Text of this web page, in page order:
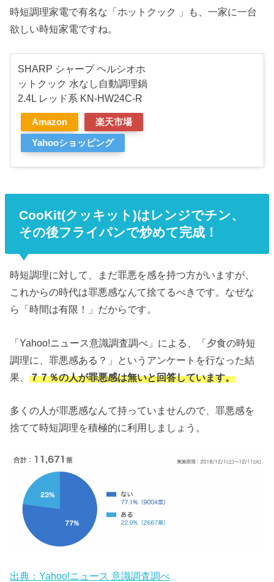
時短調理家電で有名な「ホットクック 」も、一家に一台
欲しい時短家電ですね。
SHARP シャープ ヘルシオホ
ットクック 水なし自動調理鍋
2.4L レッド系 KN-HW24C-R
Amazon 楽天市場
Yahooショッピング
CooKit(クッキット)はレンジでチン、
その後フライパンで炒めて完成！
時短調理に対して、まだ罪悪を感を持つ方がいますが、
これからの時代は罪悪感なんて捨てるべきです。なぜな
ら「時間は有限！」だからです。
「Yahoo!ニュース意識調査調べ」による、「夕食の時短
調理に、罪悪感ある？」というアンケートを行なった結
果、７７％の人が罪悪感は無いと回答しています。
多くの人が罪悪感なんて持っていませんので、罪悪感を
捨てて時短調理を積極的に利用しましょう。
出典：Yahoo!ニュース 意識調査調べ